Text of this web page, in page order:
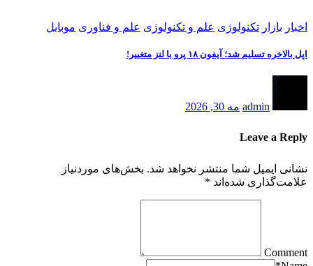
اخبار بازار تکنولوژی علم و تکنولوژی علم و فناوری موبایل
اپل بالاخره تسلیم شد؛ آیفون ۱۸ پرو با لنز متغییر!
admin مه 30, 2026
Leave a Reply
نشانی ایمیل شما منتشر نخواهد شد. بخش‌های موردنیاز
علامت‌گذاری شده‌اند *
Comment